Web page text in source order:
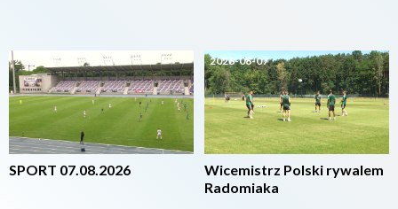
2026-08-07
SPORT 07.08.2026
2026-08-07
Wicemistrz Polski rywalem
Radomiaka